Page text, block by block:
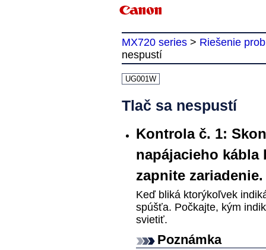
MX720 series > Riešenie
nespustí
UG001W
Tlač sa nespustí
Kontrola č. 1:
napájacieho kábla
zapnite zariadenie.
Keď bliká ktorýkoľvek
spúšťa. Počkajte, kým
svietiť.
Poznámka